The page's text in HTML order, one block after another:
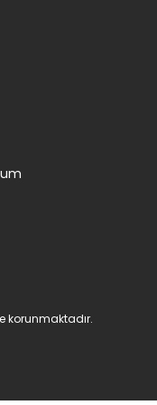
korunmaktadır.